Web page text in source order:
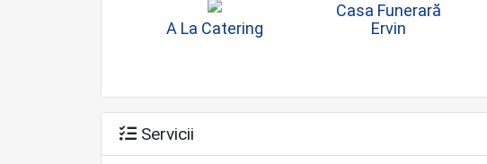
A La Catering
Casa Funerară
Ervin
Servicii